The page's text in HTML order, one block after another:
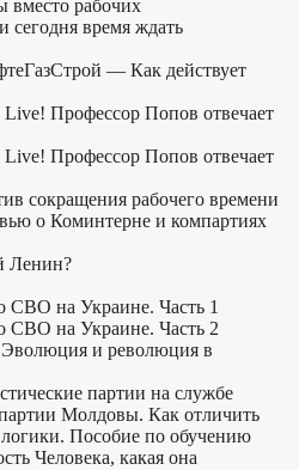
рабочих
время ждать
— Как действует
Профессор Попов отвечает
Профессор Попов отвечает
сокращения рабочего времени
о Коминтерне и компартиях
Ленин?
на Украине. Часть 1
на Украине. Часть 2
и революция в
партии на службе
Молдовы. Как отличить
Пособие по обучению
Человека, какая она